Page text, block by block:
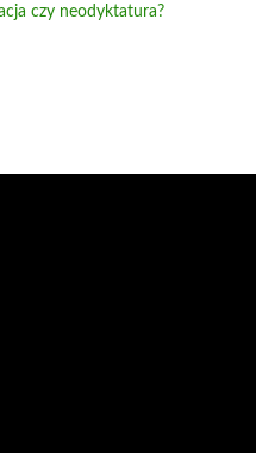
czy neodyktatura?